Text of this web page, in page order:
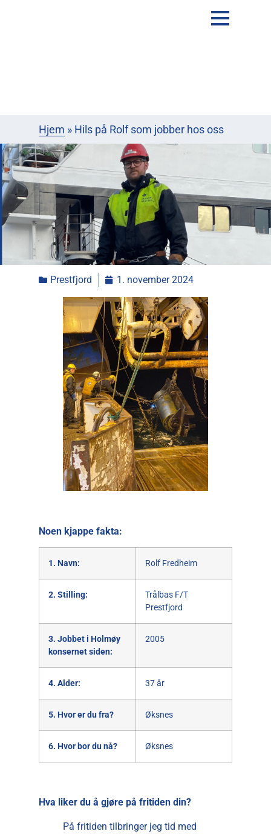
Hjem » Hils på Rolf som jobber hos oss
Prestfjord 1. november 2024
Noen kjappe fakta:
1. Navn: Rolf Fredheim
2. Stilling:
Trålbas F/T
Prestfjord
3. Jobbet i Holmøy
konsernet siden:
2005
4. Alder: 37 år
5. Hvor er du fra? Øksnes
6. Hvor bor du nå? Øksnes
Hva liker du å gjøre på fritiden din?
På fritiden tilbringer jeg tid med